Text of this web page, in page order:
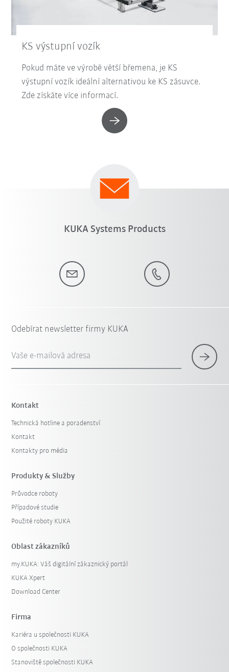
KS výstupní vozík
Pokud máte ve výrobě větší břemena, je KS
výstupní vozík ideální alternativou ke KS zásuvce.
Zde získáte více informací.
KUKA Systems Products
Odebírat newsletter firmy KUKA
Vaše e-mailová adresa
Kontakt
Technická hotline a poradenství
Kontakt
Kontakty pro média
Produkty & Služby
Průvodce roboty
Případové studie
Použité roboty KUKA
Oblast zákazníků
my.KUKA: Váš digitální zákaznický portál
KUKA Xpert
Download Center
Firma
Kariéra u společnosti KUKA
O společnosti KUKA
Stanoviště společnosti KUKA